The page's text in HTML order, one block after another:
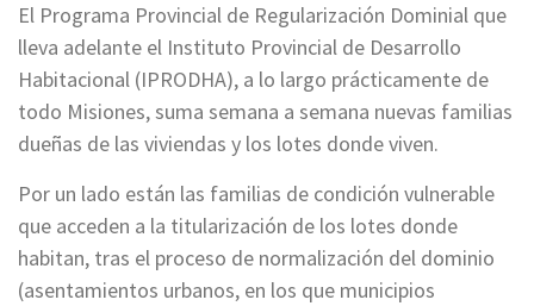
El Programa Provincial de Regularización Dominial que
lleva adelante el Instituto Provincial de Desarrollo
Habitacional (IPRODHA), a lo largo prácticamente de
todo Misiones, suma semana a semana nuevas familias
dueñas de las viviendas y los lotes donde viven.
Por un lado están las familias de condición vulnerable
que acceden a la titularización de los lotes donde
habitan, tras el proceso de normalización del dominio
(asentamientos urbanos, en los que municipios